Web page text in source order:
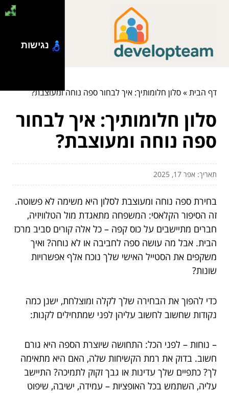
דף הבית»סלון חלומותיך: איך לבחור ספה נוחה ומעוצבת?
סלון חלומותיך: איך לבחור
ספה נוחה ומעוצבת?
תאריך: אפר 17, 2025
בחירת ספה נוחה ומעוצבת לסלון היא משימה לא פשוטה.
זה הסיפור הקלאסי: המשפחה מתאגדת מול הטלוויזיה,
חברים מתיישבים על כוס קפה – כל אלה קורים סביב מרכז
הבית. אבל מה עושה ספה לחביבה או לא נוחה? ואיך
משקפים את הסטייל האישי שלך נוכח אלף אפשרויות
שונות?
כדי להפוך את הבחירה שלך לקלה ומוצלחת, ישנן כמה
נקודות שחשוב לחשוב עליהן לפני שמתחילים לקנות:
– נוחות – לפני הכל: התחושה שיוצרת הספה היא גורם
חשוב. בדוק את רמת הקשיחות שלה, האם היא מתאימה
לך? כתפיים שלך עדינות או גבך זקוק לתמיכה? התיישב
עליה, השתמש בכל האופציות – עמידה, ישיבה, שיפוט
נגישות